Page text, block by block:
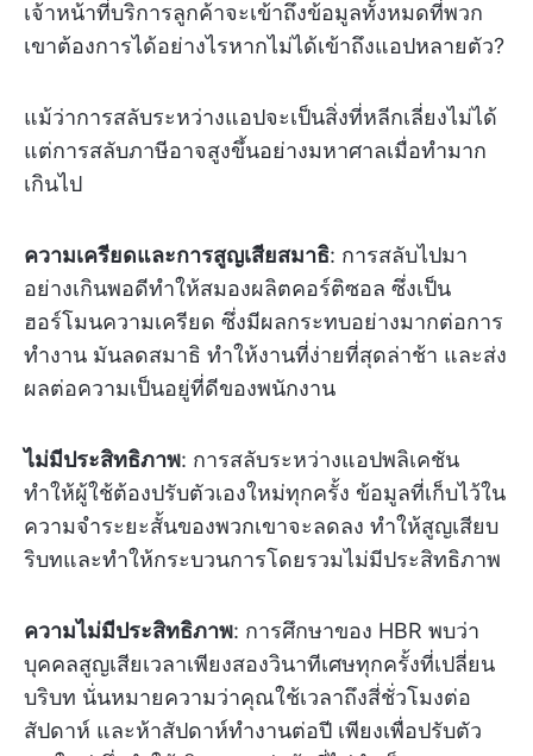
เจ้าหน้าที่บริการลูกค้าจะเข้าถึงข้อมูลทั้งหมดที่พวก
เขาต้องการได้อย่างไรหากไม่ได้เข้าถึงแอปหลายตัว?
แม้ว่าการสลับระหว่างแอปจะเป็นสิ่งที่หลีกเลี่ยงไม่ได้
แต่การสลับภาษีอาจสูงขึ้นอย่างมหาศาลเมื่อทำมาก
เกินไป
ความเครียดและการสูญเสียสมาธิ: การสลับไปมา
อย่างเกินพอดีทำให้สมองผลิตคอร์ติซอล ซึ่งเป็น
ฮอร์โมนความเครียด ซึ่งมีผลกระทบอย่างมากต่อการ
ทำงาน มันลดสมาธิ ทำให้งานที่ง่ายที่สุดล่าช้า และส่ง
ผลต่อความเป็นอยู่ที่ดีของพนักงาน
ไม่มีประสิทธิภาพ: การสลับระหว่างแอปพลิเคชัน
ทำให้ผู้ใช้ต้องปรับตัวเองใหม่ทุกครั้ง ข้อมูลที่เก็บไว้ใน
ความจำระยะสั้นของพวกเขาจะลดลง ทำให้สูญเสียบ
ริบทและทำให้กระบวนการโดยรวมไม่มีประสิทธิภาพ
ความไม่มีประสิทธิภาพ: การศึกษาของ HBR พบว่า
บุคคลสูญเสียเวลาเพียงสองวินาทีเศษทุกครั้งที่เปลี่ยน
บริบท นั่นหมายความว่าคุณใช้เวลาถึงสี่ชั่วโมงต่อ
สัปดาห์ และห้าสัปดาห์ทำงานต่อปี เพียงเพื่อปรับตัว